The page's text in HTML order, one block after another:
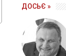
ДОСЬЄ »